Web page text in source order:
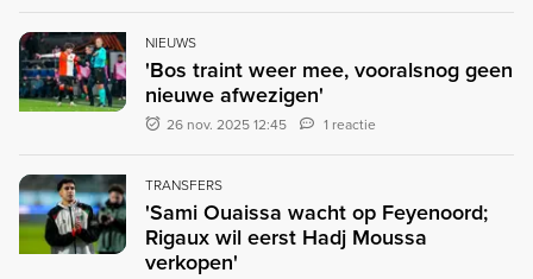
NIEUWS
'Bos traint weer mee, vooralsnog geen
nieuwe afwezigen'
26 nov. 2025 12:45 1 reactie
TRANSFERS
'Sami Ouaissa wacht op Feyenoord;
Rigaux wil eerst Hadj Moussa
verkopen'